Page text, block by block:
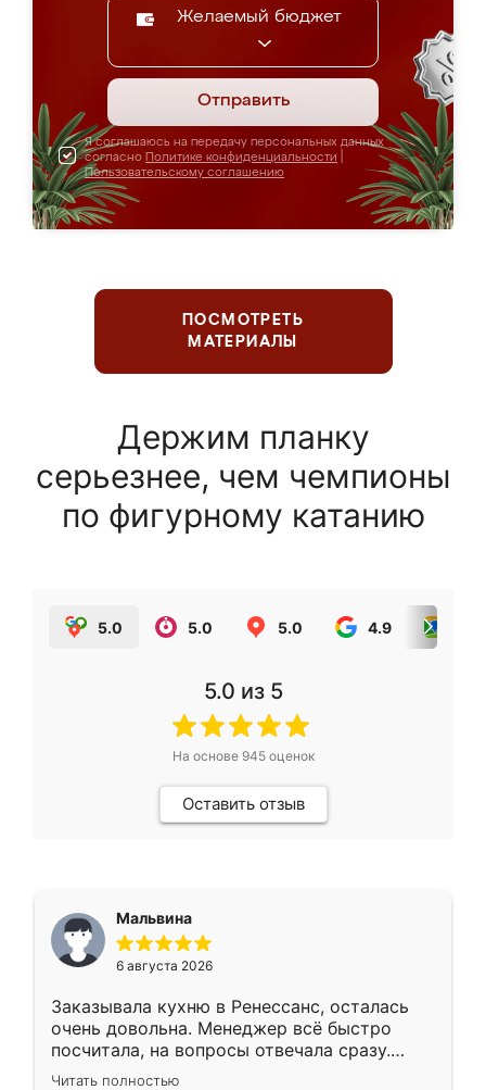
Желаемый бюджет
Отправить
Я соглашаюсь на передачу персональных данных
согласно Политике конфиденциальности
Пользовательскому соглашению
ПОСМОТРЕТЬ
МАТЕРИАЛЫ
Держим планку
серьезнее, чем чемпионы
по фигурному катанию
5.0 5.0 5.0 4.9
5.0 из 5
На основе 945оценок
Оставить отзыв
Мальвина
6 августа 2026
Заказывала кухню в Ренессанс, осталась
очень довольна. Менеджер всё быстро
посчитала, на вопросы отвечала сразу.
Замерщик приехал в субботу, подошёл к
Читать полностью